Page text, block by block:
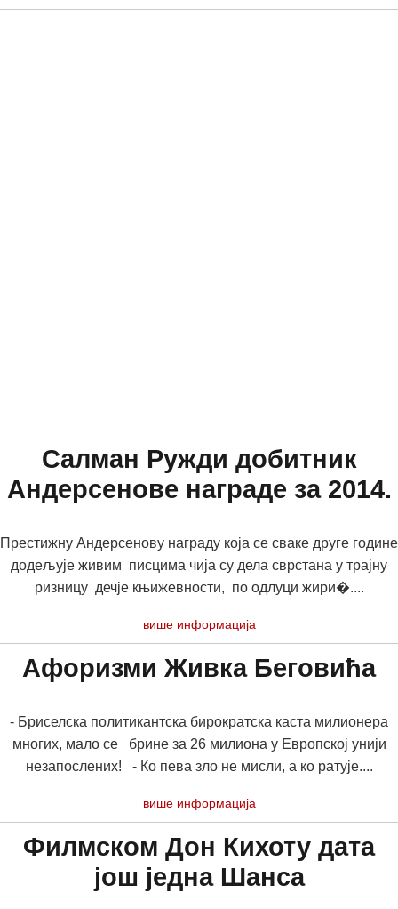
Салман Ружди добитник
Андерсенове награде за 2014.
Престижну Андерсенову награду која се сваке друге године
додељује живим писцима чија су дела сврстана у трајну
ризницу дечје књижевности, по одлуци жири�....
више информација
Афоризми Живка Беговића
- Бриселска политикантска бирократска каста милионера
многих, мало се брине за 26 милиона у Европској унији
незапослених! - Ко пева зло не мисли, а ко ратује....
више информација
Филмском Дон Кихоту дата
још једна Шанса